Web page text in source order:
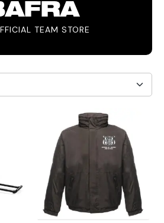
TEAM STORE